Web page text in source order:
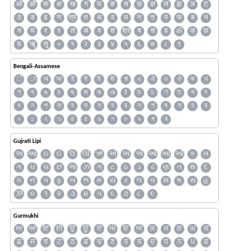
ओ
औ क क्ष ख ग घ ङ च छ ज्ञ ज झ ञ
ट
ठ
ड ढ ण त्र त थ द ध न ऩ प फ ब
भ
म
य र ऱ ल ळ व श श्र ष स ह ॐ ज़
फ़
य़
ॠ ॡ ० १ २ ३ ४ ५ ६ ७ ८ ९
Bengali-Assamese
ঁ ং অ আ ই ঈ উ ঊ ঋ এ ঐ ও ঔ ক
খ
গ
ঘ ঙ চ ছ জ ঝ ঞ ঠ ড ঢ ণ ত থ
দ
ধ
ন প ফ ব ভ ম য র ল শ ষ স হ
য়
০
১ ২ ৩ ৪ ৫ ৬ ৭ ৮ ৯ ৰ ৱ
Gujrati Lipi
અ આ ઇ ઈ ઉ ઊ ઋ ઍ એ ઐ ઑ ઓ ઔ ક
ખ
ગ
ઘ ચ છ જ ઝ ઞ ટ ઠ ડ ઢ ણ ત થ
દ
ધ
ન પ ફ બ ભ મ ય ર લ વ શ ષ સ
હ
ૐ
૦ ૧ ૨ ૩ ૪ ૫ ૬ ૭ ૮ ૯
Gurmukhi
ਅ ਆ ਇ ਈ ਉ ਊ ਏ ਐ ਓ ਔ ਕ ਖ ਗ ਘ
ਚ
ਛ
ਜ ਝ ਟ ਠ ਡ ਢ ਣ ਤ ਥ ਦ ਧ ਨ ਪ
ਫ